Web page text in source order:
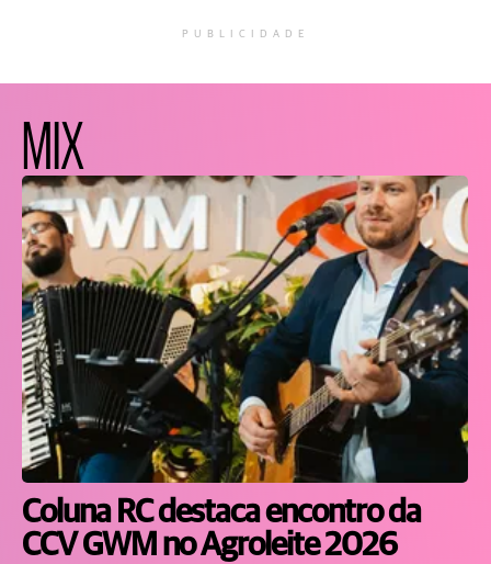
PUBLICIDADE
MIX
Coluna RC destaca encontro da
CCV GWM no Agroleite 2026